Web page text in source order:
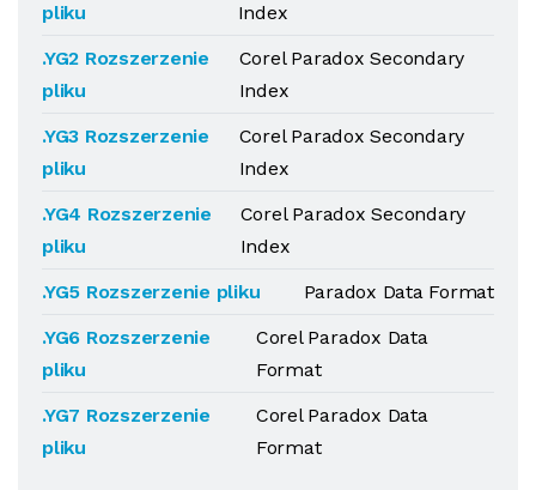
pliku
Index
.YG2 Rozszerzenie
pliku
Corel Paradox Secondary
Index
.YG3 Rozszerzenie
pliku
Corel Paradox Secondary
Index
.YG4 Rozszerzenie
pliku
Corel Paradox Secondary
Index
.YG5 Rozszerzenie pliku
Paradox Data Format
.YG6 Rozszerzenie
pliku
Corel Paradox Data
Format
.YG7 Rozszerzenie
pliku
Corel Paradox Data
Format